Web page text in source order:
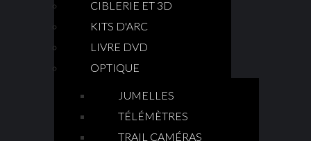
CIBLERIE ET 3D
KITS D'ARC
LIVRE DVD
OPTIQUE
JUMELLES
TÉLÉMÈTRES
TRAIL CAMÉRAS